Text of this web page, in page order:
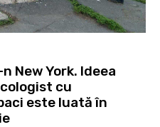
New York. Ideea
cu
este luată în